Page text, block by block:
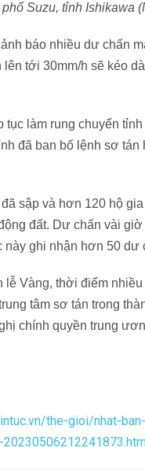
Suzu, tỉnh Ishikawa
báo nhiều dư chấn
tới 30mm/h sẽ kéo
làm rung chuyển
đã ban bố lệnh sơ
sập và hơn 120 hộ
đất. Dư chấn vài
ghi nhận hơn 50 dư
lễ Vàng, thời điểm
tâm sơ tán trong
chính quyền trung
the-gioi/nhat-